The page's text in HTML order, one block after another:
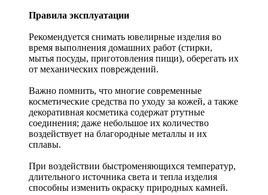
Правила эксплуатации
Рекомендуется снимать ювелирные изделия во
время выполнения домашних работ (стирки,
мытья посуды, приготовления пищи), оберегать их
от механических повреждений.
Важно помнить, что многие современные
косметические средства по уходу за кожей, а также
декоративная косметика содержат ртутные
соединения; даже небольшое их количество
воздействует на благородные металлы и их
сплавы.
При воздействии быстроменяющихся температур,
длительного источника света и тепла изделия
способны изменить окраску природных камней.